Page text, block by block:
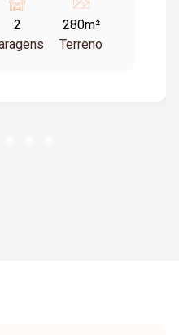
armários, cozinha,
moto, piso
laje.
2
280m²
Terreno